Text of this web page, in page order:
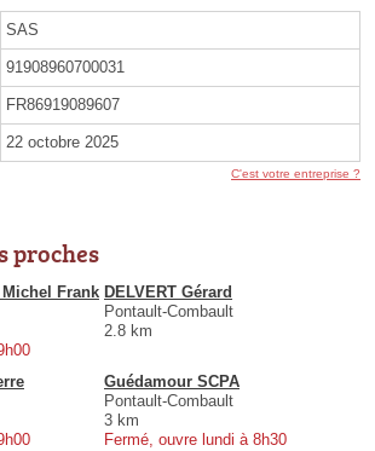
SAS
91908960700031
FR86919089607
22 octobre 2025
C'est votre entreprise ?
proches
Michel Frank DELVERT Gérard
Pontault-Combault
2.8 km
Guédamour SCPA
Pontault-Combault
3 km
Fermé, ouvre lundi à 8h30